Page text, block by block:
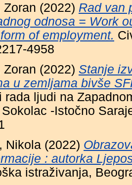
Zoran (2022) Rad van
odnosa = Work
of employment.
4958
Zoran (2022) Stanje
u zemljama bivše
rada ljudi na
-Istočno
Nikola (2022)
: autorka
istraživanja,